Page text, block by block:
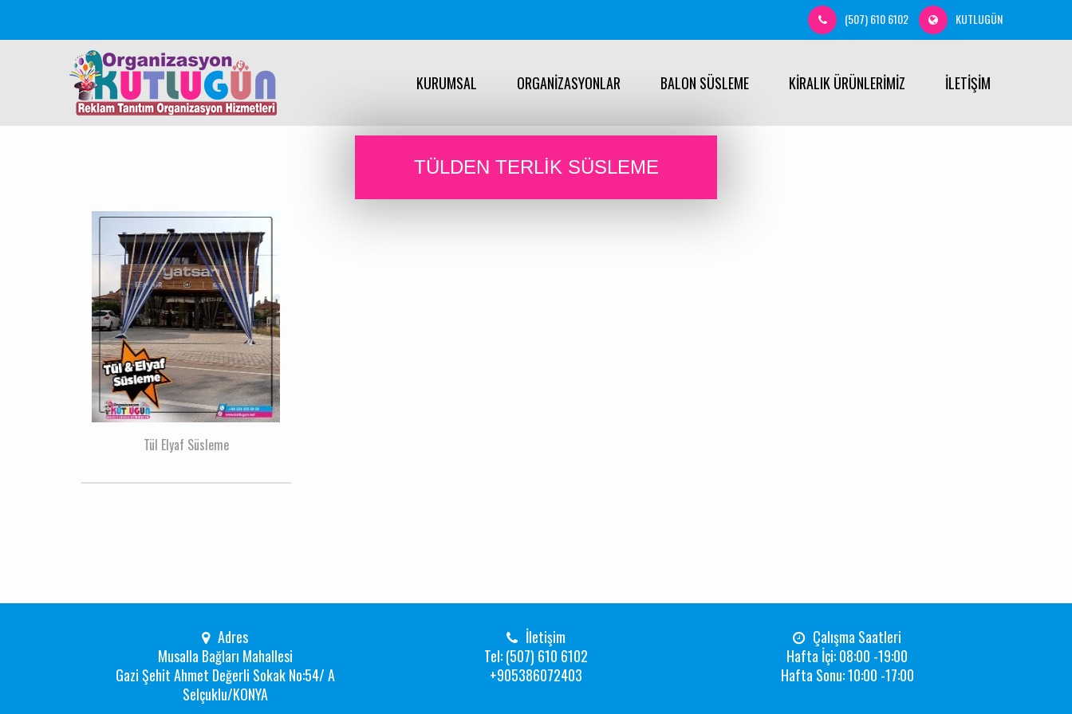
(507) 610 6102 KUTLUGÜN
KURUMSAL ORGANİZASYONLAR BALON SÜSLEME KİRALIK ÜRÜNLERİMİZ İLETİŞİM
TÜLDEN TERLIK SÜSLEME
Tül Elyaf Süsleme
Adres
Musalla Bağları Mahallesi
Gazi Şehit Ahmet Değerli Sokak No:54/ A
Selçuklu/KONYA
İletişim
Tel: (507) 610 6102
+905386072403
Çalışma Saatleri
Hafta İçi: 08:00 -19:00
Hafta Sonu: 10:00 -17:00